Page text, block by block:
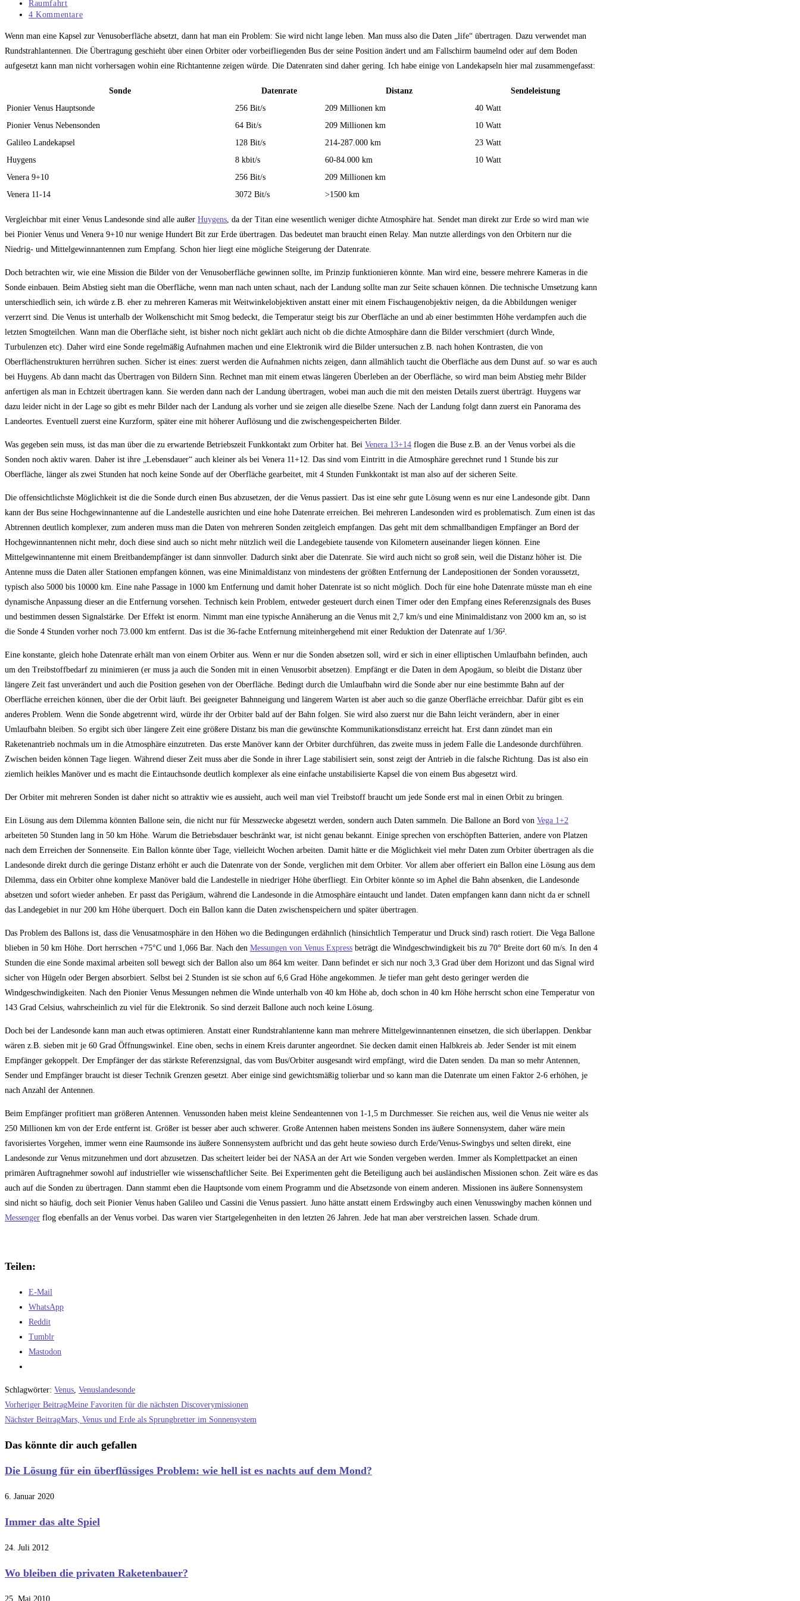
veröffentlicht:
Beitrags-
Kategorie:
Raumfahrt
Beitrags-
4 Kommentare
Wenn man eine Kapsel zur Venusoberfläche absetzt, dann hat man ein Problem: Sie wird nicht lange leben. Man muss also die Daten „life“ übertragen. Dazu verwendet man
Rundstrahlantennen. Die Übertragung geschieht über einen Orbiter oder vorbeifliegenden Bus der seine Position ändert und am Fallschirm baumelnd oder auf dem Boden
aufgesetzt kann man nicht vorhersagen wohin eine Richtantenne zeigen würde. Die Datenraten sind daher gering. Ich habe einige von Landekapseln hier mal zusammengefasst:
Sonde Datenrate Distanz
Sendeleistung
Pionier Venus Hauptsonde
256 Bit/s 209 Millionen km
40 Watt
Pionier Venus Nebensonden
64 Bit/s 209 Millionen km
10 Watt
Galileo Landekapsel
128 Bit/s 214-287.000 km
23 Watt
Huygens
8 kbit/s 60-84.000 km
10 Watt
Venera 9+10
256 Bit/s
209 Millionen km
Venera 11-14
3072 Bit/s >1500 km
Vergleichbar mit einer Venus Landesonde sind alle außer Huygens, da der Titan eine wesentlich weniger dichte Atmosphäre hat. Sendet man direkt zur Erde so wird man wie
bei Pionier Venus und Venera 9+10 nur wenige Hundert Bit zur Erde übertragen. Das bedeutet man braucht einen Relay. Man nutzte allerdings von den Orbitern nur die
Niedrig- und Mittelgewinnantennen zum Empfang. Schon hier liegt eine mögliche Steigerung der Datenrate.
Doch betrachten wir, wie eine Mission die Bilder von der Venusoberfläche gewinnen sollte, im Prinzip funktionieren könnte. Man wird eine, bessere mehrere Kameras in die
Sonde einbauen. Beim Abstieg sieht man die Oberfläche, wenn man nach unten schaut, nach der Landung sollte man zur Seite schauen können. Die technische Umsetzung kann
unterschiedlich sein, ich würde z.B. eher zu mehreren Kameras mit Weitwinkelobjektiven anstatt einer mit einem Fischaugenobjektiv neigen, da die Abbildungen weniger
verzerrt sind. Die Venus ist unterhalb der Wolkenschicht mit Smog bedeckt, die Temperatur steigt bis zur Oberfläche an und ab einer bestimmten Höhe verdampfen auch die
letzten Smogteilchen. Wann man die Oberfläche sieht, ist bisher noch nicht geklärt auch nicht ob die dichte Atmosphäre dann die Bilder verschmiert (durch Winde,
Turbulenzen etc). Daher wird eine Sonde regelmäßig Aufnahmen machen und eine Elektronik wird die Bilder untersuchen z.B. nach hohen Kontrasten, die von
Oberflächenstrukturen herrühren suchen. Sicher ist eines: zuerst werden die Aufnahmen nichts zeigen, dann allmählich taucht die Oberfläche aus dem Dunst auf. so war es auch
bei Huygens. Ab dann macht das Übertragen von Bildern Sinn. Rechnet man mit einem etwas längeren Überleben an der Oberfläche, so wird man beim Abstieg mehr Bilder
anfertigen als man in Echtzeit übertragen kann. Sie werden dann nach der Landung übertragen, wobei man auch die mit den meisten Details zuerst überträgt. Huygens war
dazu leider nicht in der Lage so gibt es mehr Bilder nach der Landung als vorher und sie zeigen alle dieselbe Szene. Nach der Landung folgt dann zuerst ein Panorama des
Landeortes. Eventuell zuerst eine Kurzform, später eine mit höherer Auflösung und die zwischengespeicherten Bilder.
Was gegeben sein muss, ist das man über die zu erwartende Betriebszeit Funkkontakt zum Orbiter hat. Bei Venera 13+14 flogen die Buse z.B. an der Venus vorbei als die
Sonden noch aktiv waren. Daher ist ihre „Lebensdauer“ auch kleiner als bei Venera 11+12. Das sind vom Eintritt in die Atmosphäre gerechnet rund 1 Stunde bis zur
Oberfläche, länger als zwei Stunden hat noch keine Sonde auf der Oberfläche gearbeitet, mit 4 Stunden Funkkontakt ist man also auf der sicheren Seite.
Die offensichtlichste Möglichkeit ist die die Sonde durch einen Bus abzusetzen, der die Venus passiert. Das ist eine sehr gute Lösung wenn es nur eine Landesonde gibt. Dann
kann der Bus seine Hochgewinnantenne auf die Landestelle ausrichten und eine hohe Datenrate erreichen. Bei mehreren Landesonden wird es problematisch. Zum einen ist das
Abtrennen deutlich komplexer, zum anderen muss man die Daten von mehreren Sonden zeitgleich empfangen. Das geht mit dem schmallbandigen Empfänger an Bord der
Hochgewinnantennen nicht mehr, doch diese sind auch so nicht mehr nützlich weil die Landegebiete tausende von Kilometern auseinander liegen können. Eine
Mittelgewinnantenne mit einem Breitbandempfänger ist dann sinnvoller. Dadurch sinkt aber die Datenrate. Sie wird auch nicht so groß sein, weil die Distanz höher ist. Die
Antenne muss die Daten aller Stationen empfangen können, was eine Minimaldistanz von mindestens der größten Entfernung der Landepositionen der Sonden voraussetzt,
typisch also 5000 bis 10000 km. Eine nahe Passage in 1000 km Entfernung und damit hoher Datenrate ist so nicht möglich. Doch für eine hohe Datenrate müsste man eh eine
dynamische Anpassung dieser an die Entfernung vorsehen. Technisch kein Problem, entweder gesteuert durch einen Timer oder den Empfang eines Referenzsignals des Buses
und bestimmen dessen Signalstärke. Der Effekt ist enorm. Nimmt man eine typische Annäherung an die Venus mit 2,7 km/s und eine Minimaldistanz von 2000 km an, so ist
die Sonde 4 Stunden vorher noch 73.000 km entfernt. Das ist die 36-fache Entfernung miteinhergehend mit einer Reduktion der Datenrate auf 1/36².
Eine konstante, gleich hohe Datenrate erhält man von einem Orbiter aus. Wenn er nur die Sonden absetzen soll, wird er sich in einer elliptischen Umlaufbahn befinden, auch
um den Treibstoffbedarf zu minimieren (er muss ja auch die Sonden mit in einen Venusorbit absetzen). Empfängt er die Daten in dem Apogäum, so bleibt die Distanz über
längere Zeit fast unverändert und auch die Position gesehen von der Oberfläche. Bedingt durch die Umlaufbahn wird die Sonde aber nur eine bestimmte Bahn auf der
Oberfläche erreichen können, über die der Orbit läuft. Bei geeigneter Bahnneigung und längerem Warten ist aber auch so die ganze Oberfläche erreichbar. Dafür gibt es ein
anderes Problem. Wenn die Sonde abgetrennt wird, würde ihr der Orbiter bald auf der Bahn folgen. Sie wird also zuerst nur die Bahn leicht verändern, aber in einer
Umlaufbahn bleiben. So ergibt sich über längere Zeit eine größere Distanz bis man die gewünschte Kommunikationsdistanz erreicht hat. Erst dann zündet man ein
Raketenantrieb nochmals um in die Atmosphäre einzutreten. Das erste Manöver kann der Orbiter durchführen, das zweite muss in jedem Falle die Landesonde durchführen.
Zwischen beiden können Tage liegen. Während dieser Zeit muss aber die Sonde in ihrer Lage stabilisiert sein, sonst zeigt der Antrieb in die falsche Richtung. Das ist also ein
ziemlich heikles Manöver und es macht die Eintauchsonde deutlich komplexer als eine einfache unstabilisierte Kapsel die von einem Bus abgesetzt wird.
Der Orbiter mit mehreren Sonden ist daher nicht so attraktiv wie es aussieht, auch weil man viel Treibstoff braucht um jede Sonde erst mal in einen Orbit zu bringen.
Ein Lösung aus dem Dilemma könnten Ballone sein, die nicht nur für Messzwecke abgesetzt werden, sondern auch Daten sammeln. Die Ballone an Bord von Vega 1+2
arbeiteten 50 Stunden lang in 50 km Höhe. Warum die Betriebsdauer beschränkt war, ist nicht genau bekannt. Einige sprechen von erschöpften Batterien, andere von Platzen
nach dem Erreichen der Sonnenseite. Ein Ballon könnte über Tage, vielleicht Wochen arbeiten. Damit hätte er die Möglichkeit viel mehr Daten zum Orbiter übertragen als die
Landesonde direkt durch die geringe Distanz erhöht er auch die Datenrate von der Sonde, verglichen mit dem Orbiter. Vor allem aber offeriert ein Ballon eine Lösung aus dem
Dilemma, dass ein Orbiter ohne komplexe Manöver bald die Landestelle in niedriger Höhe überfliegt. Ein Orbiter könnte so im Aphel die Bahn absenken, die Landesonde
absetzen und sofort wieder anheben. Er passt das Perigäum, während die Landesonde in die Atmosphäre eintaucht und landet. Daten empfangen kann dann nicht da er schnell
das Landegebiet in nur 200 km Höhe überquert. Doch ein Ballon kann die Daten zwischenspeichern und später übertragen.
Das Problem des Ballons ist, dass die Venusatmosphäre in den Höhen wo die Bedingungen erdähnlich (hinsichtlich Temperatur und Druck sind) rasch rotiert. Die Vega Ballone
blieben in 50 km Höhe. Dort herrschen +75°C und 1,066 Bar. Nach den Messungen von Venus Express beträgt die Windgeschwindigkeit bis zu 70° Breite dort 60 m/s. In den 4
Stunden die eine Sonde maximal arbeiten soll bewegt sich der Ballon also um 864 km weiter. Dann befindet er sich nur noch 3,3 Grad über dem Horizont und das Signal wird
sicher von Hügeln oder Bergen absorbiert. Selbst bei 2 Stunden ist sie schon auf 6,6 Grad Höhe angekommen. Je tiefer man geht desto geringer werden die
Windgeschwindigkeiten. Nach den Pionier Venus Messungen nehmen die Winde unterhalb von 40 km Höhe ab, doch schon in 40 km Höhe herrscht schon eine Temperatur von
143 Grad Celsius, wahrscheinlich zu viel für die Elektronik. So sind derzeit Ballone auch noch keine Lösung.
Doch bei der Landesonde kann man auch etwas optimieren. Anstatt einer Rundstrahlantenne kann man mehrere Mittelgewinnantennen einsetzen, die sich überlappen. Denkbar
wären z.B. sieben mit je 60 Grad Öffnungswinkel. Eine oben, sechs in einem Kreis darunter angeordnet. Sie decken damit einen Halbkreis ab. Jeder Sender ist mit einem
Empfänger gekoppelt. Der Empfänger der das stärkste Referenzsignal, das vom Bus/Orbiter ausgesandt wird empfängt, wird die Daten senden. Da man so mehr Antennen,
Sender und Empfänger braucht ist dieser Technik Grenzen gesetzt. Aber einige sind gewichtsmäßig tolierbar und so kann man die Datenrate um einen Faktor 2-6 erhöhen, je
nach Anzahl der Antennen.
Beim Empfänger profitiert man größeren Antennen. Venussonden haben meist kleine Sendeantennen von 1-1,5 m Durchmesser. Sie reichen aus, weil die Venus nie weiter als
250 Millionen km von der Erde entfernt ist. Größer ist besser aber auch schwerer. Große Antennen haben meistens Sonden ins äußere Sonnensystem, daher wäre mein
favorisiertes Vorgehen, immer wenn eine Raumsonde ins äußere Sonnensystem aufbricht und das geht heute sowieso durch Erde/Venus-Swingbys und selten direkt, eine
Landesonde zur Venus mitzunehmen und dort abzusetzen. Das scheitert leider bei der NASA an der Art wie Sonden vergeben werden. Immer als Komplettpacket an einen
primären Auftragnehmer sowohl auf industrieller wie wissenschaftlicher Seite. Bei Experimenten geht die Beteiligung auch bei ausländischen Missionen schon. Zeit wäre es das
auch auf die Sonden zu übertragen. Dann stammt eben die Hauptsonde vom einem Programm und die Absetzsonde von einem anderen. Missionen ins äußere Sonnensystem
sind nicht so häufig, doch seit Pionier Venus haben Galileo und Cassini die Venus passiert. Juno hätte anstatt einem Erdswingby auch einen Venusswingby machen können und
Messenger flog ebenfalls an der Venus vorbei. Das waren vier Startgelegenheiten in den letzten 26 Jahren. Jede hat man aber verstreichen lassen. Schade drum.
Teilen:
E-Mail
WhatsApp
Reddit
Tumblr
Mastodon
Schlagwörter: Venus, Venuslandesonde
Weitere
Artikel
ansehen
Vorheriger BeitragMeine Favoriten für die nächsten Discoverymissionen
Nächster BeitragMars, Venus und Erde als Sprungbretter im Sonnensystem
Das könnte dir auch gefallen
Die Lösung für ein überflüssiges Problem: wie hell ist es nachts auf dem Mond?
6. Januar 2020
Immer das alte Spiel
24. Juli 2012
Wo bleiben die privaten Raketenbauer?
25. Mai 2010